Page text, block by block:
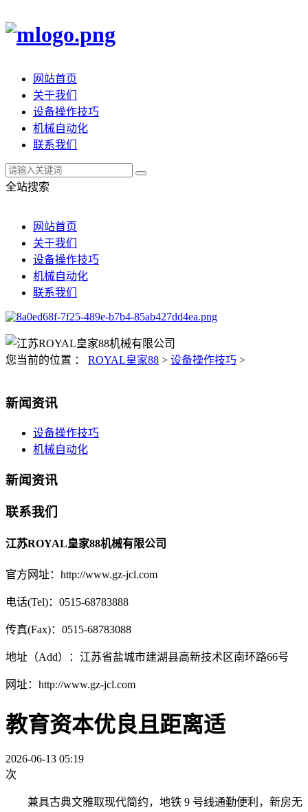
网站首页
关于我们
设备操作技巧
机械自动化
联系我们
全站搜索
网站首页
关于我们
设备操作技巧
机械自动化
联系我们
您当前的位置 ： ROYAL皇家88 > 设备操作技巧 >
新闻资讯
设备操作技巧
机械自动化
新闻资讯
联系我们
江苏ROYAL皇家88机械有限公司
官方网址：http://www.gz-jcl.com
电话(Tel)：0515-68783888
传真(Fax)：0515-68783088
地址（Add）：江苏省盐城市建湖县高新技术区南环路66号
网址：http://www.gz-jcl.com
教育资本优良且距离适
2026-06-13 05:19
次
兼具古典文雅取现代简约，地铁 9 号线通勤便利，新房无